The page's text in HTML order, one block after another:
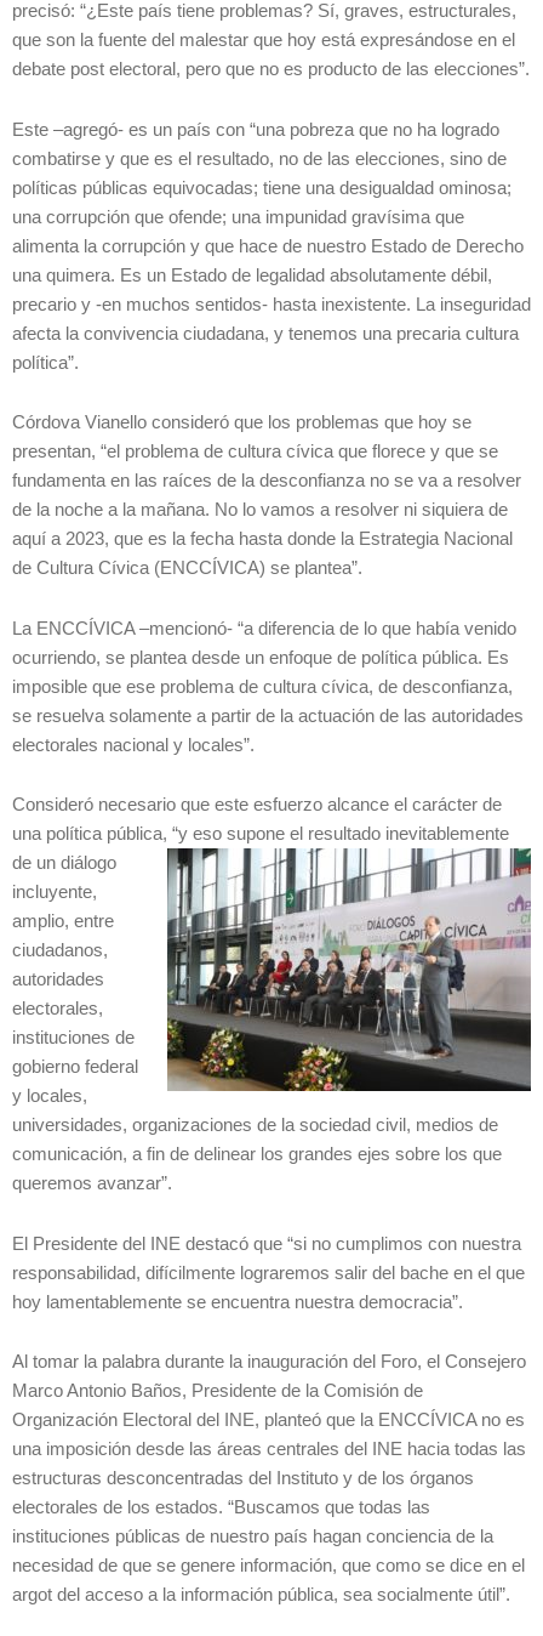
precisó: “¿Este país tiene problemas? Sí, graves, estructurales,
que son la fuente del malestar que hoy está expresándose en el
debate post electoral, pero que no es producto de las elecciones”.
Este –agregó- es un país con “una pobreza que no ha logrado
combatirse y que es el resultado, no de las elecciones, sino de
políticas públicas equivocadas; tiene una desigualdad ominosa;
una corrupción que ofende; una impunidad gravísima que
alimenta la corrupción y que hace de nuestro Estado de Derecho
una quimera. Es un Estado de legalidad absolutamente débil,
precario y -en muchos sentidos- hasta inexistente. La inseguridad
afecta la convivencia ciudadana, y tenemos una precaria cultura
política”.
Córdova Vianello consideró que los problemas que hoy se
presentan, “el problema de cultura cívica que florece y que se
fundamenta en las raíces de la desconfianza no se va a resolver
de la noche a la mañana. No lo vamos a resolver ni siquiera de
aquí a 2023, que es la fecha hasta donde la Estrategia Nacional
de Cultura Cívica (ENCCÍVICA) se plantea”.
La ENCCÍVICA –mencionó- “a diferencia de lo que había venido
ocurriendo, se plantea desde un enfoque de política pública. Es
imposible que ese problema de cultura cívica, de desconfianza,
se resuelva solamente a partir de la actuación de las autoridades
electorales nacional y locales”.
Consideró necesario que este esfuerzo alcance el carácter de
una política pública, “y eso supone el resultado inevitablemente
de un diálogo
incluyente,
amplio, entre
ciudadanos,
autoridades
electorales,
instituciones de
gobierno federal
y locales,
universidades, organizaciones de la sociedad civil, medios de
comunicación, a fin de delinear los grandes ejes sobre los que
queremos avanzar”.
El Presidente del INE destacó que “si no cumplimos con nuestra
responsabilidad, difícilmente lograremos salir del bache en el que
hoy lamentablemente se encuentra nuestra democracia”.
Al tomar la palabra durante la inauguración del Foro, el Consejero
Marco Antonio Baños, Presidente de la Comisión de
Organización Electoral del INE, planteó que la ENCCÍVICA no es
una imposición desde las áreas centrales del INE hacia todas las
estructuras desconcentradas del Instituto y de los órganos
electorales de los estados. “Buscamos que todas las
instituciones públicas de nuestro país hagan conciencia de la
necesidad de que se genere información, que como se dice en el
argot del acceso a la información pública, sea socialmente útil”.